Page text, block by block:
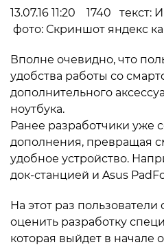
13.07.16 11:20 1740 текст:
фото: Скриншот яндекс
Вполне очевидно, что
удобства работы со
дополнительного
ноутбука.
Ранее разработчики уже
дополнения, превращая
удобное устройство.
док-станцией и Asus
На этот раз пользователи
оценить разработку
которая выйдет в начале